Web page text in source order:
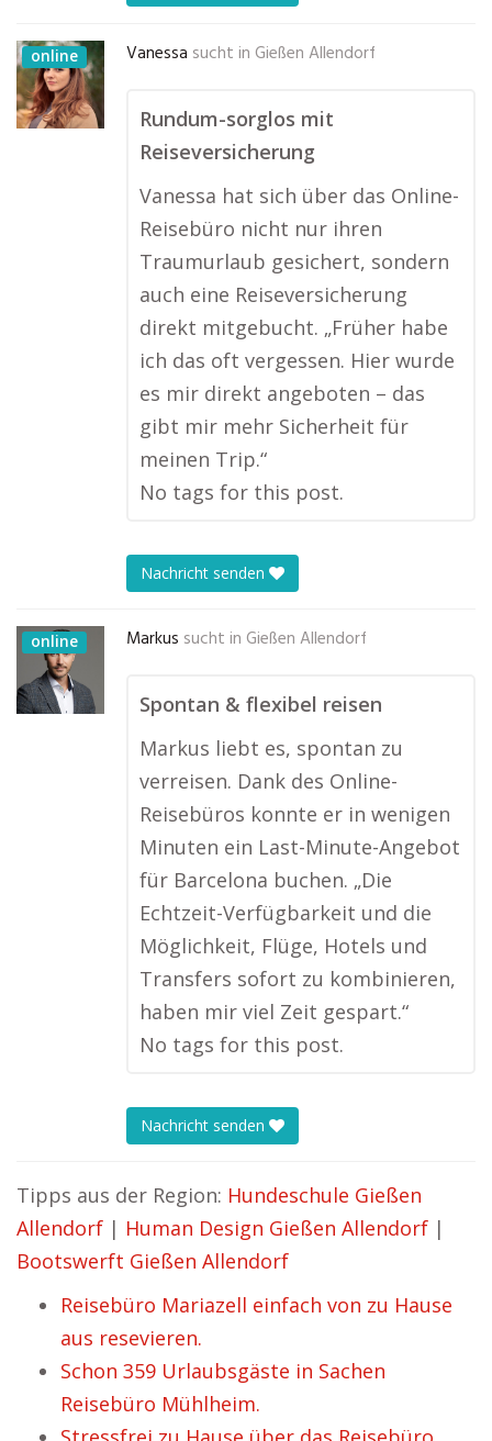
online Vanessa sucht in Gießen Allendorf
Rundum-sorglos mit
Reiseversicherung
Vanessa hat sich über das Online-
Reisebüro nicht nur ihren
Traumurlaub gesichert, sondern
auch eine Reiseversicherung
direkt mitgebucht. „Früher habe
ich das oft vergessen. Hier wurde
es mir direkt angeboten – das
gibt mir mehr Sicherheit für
meinen Trip.“
No tags for this post.
Nachricht senden
online Markus sucht in Gießen Allendorf
Spontan & flexibel reisen
Markus liebt es, spontan zu
verreisen. Dank des Online-
Reisebüros konnte er in wenigen
Minuten ein Last-Minute-Angebot
für Barcelona buchen. „Die
Echtzeit-Verfügbarkeit und die
Möglichkeit, Flüge, Hotels und
Transfers sofort zu kombinieren,
haben mir viel Zeit gespart.“
No tags for this post.
Nachricht senden
Tipps aus der Region: Hundeschule Gießen
Allendorf | Human Design Gießen Allendorf |
Bootswerft Gießen Allendorf
Reisebüro Mariazell einfach von zu Hause
aus resevieren.
Schon 359 Urlaubsgäste in Sachen
Reisebüro Mühlheim.